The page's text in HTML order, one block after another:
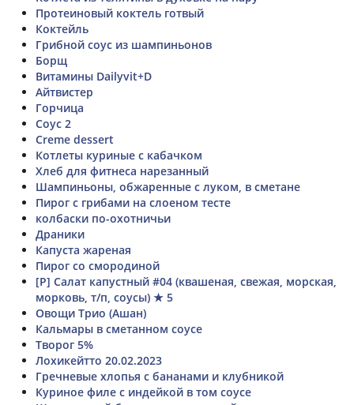
Протеиновый коктель готвый
Коктейль
Грибной соус из шампиньонов
Борщ
Витамины Dailyvit+D
Айтвистер
Горчица
Соус 2
Creme dessert
Котлеты куриные с кабачком
Хлеб для фитнеса нарезанный
Шампиньоны, обжаренные с луком, в сметане
Пирог с грибами на слоеном тесте
колбаски по-охотничьи
Драники
Капуста жареная
Пирог со смородиной
[Р] Салат капустный #04 (квашеная, свежая, морская,
морковь, т/п, соусы) ★ 5
Овощи Трио (Ашан)
Кальмары в сметанном соусе
Творог 5%
Лохикейтто 20.02.2023
Гречневые хлопья с бананами и клубникой
Куриное филе с индейкой в том соусе